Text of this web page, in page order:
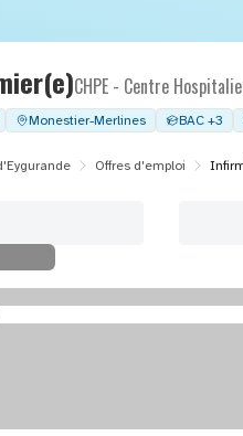
CHPE - Centre
Monestier-Merlines BAC +3
Offres d'emploi